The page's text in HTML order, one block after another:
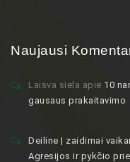
Naujausi
Laisva siela apie 10
gausaus prakaitavimo
Deiline | zaidimai
Agresijos ir pykčio